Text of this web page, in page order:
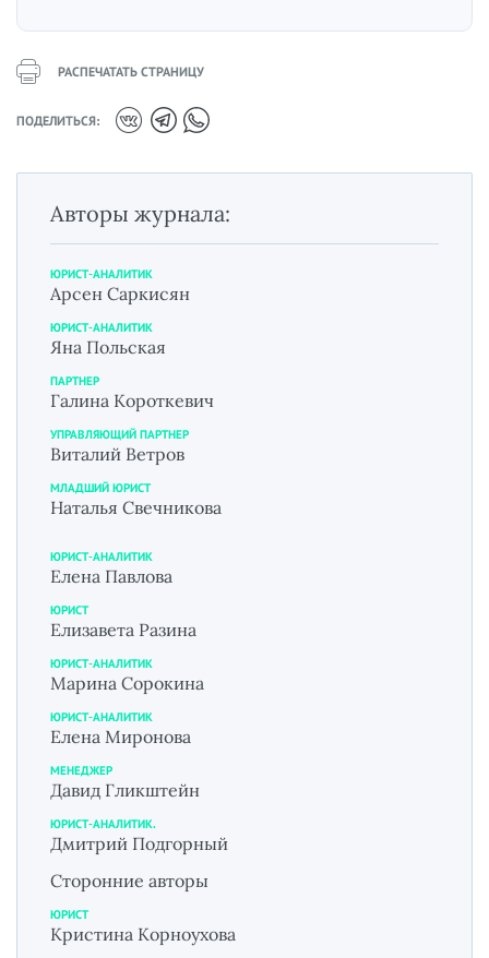
РАСПЕЧАТАТЬ СТРАНИЦУ
ПОДЕЛИТЬСЯ:
Авторы журнала:
ЮРИСТ-АНАЛИТИК
Арсен Саркисян
ЮРИСТ-АНАЛИТИК
Яна Польская
ПАРТНЕР
Галина Короткевич
УПРАВЛЯЮЩИЙ ПАРТНЕР
Виталий Ветров
МЛАДШИЙ ЮРИСТ
Наталья Свечникова
ЮРИСТ-АНАЛИТИК
Елена Павлова
ЮРИСТ
Елизавета Разина
ЮРИСТ-АНАЛИТИК
Марина Сорокина
ЮРИСТ-АНАЛИТИК
Елена Миронова
МЕНЕДЖЕР
Давид Гликштейн
ЮРИСТ-АНАЛИТИК.
Дмитрий Подгорный
Сторонние авторы
ЮРИСТ
Кристина Корноухова